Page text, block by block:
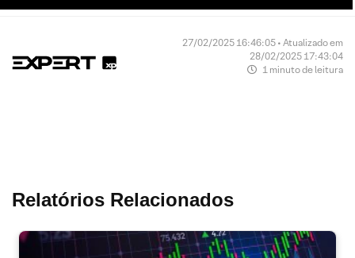
27/02/2025 16:46:05 • Atualizado em
28/02/2025 17:43:04
1 minuto de leitura
Relatórios Relacionados